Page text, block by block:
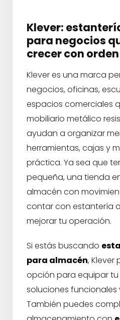
Klever:
para negocios
crecer con orden
Klever es una marca
negocios, oficinas,
espacios comerciales
mobiliario metálico
ayudan a organizar
herramientas, cajas y
práctica. Ya sea que
pequeña, una tienda
almacén con
contar con estantería
mejorar tu operación.
Si estás buscando
para almacén, Klever
opción para equipar
soluciones funcionales
También puedes